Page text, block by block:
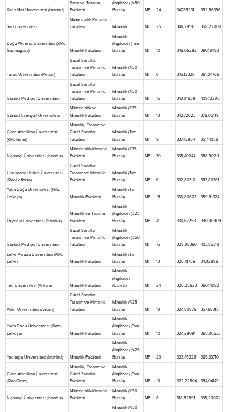
Kadir Has Üniversitesi (İstanbul)
Sanat ve Tasarım
Fakültesi
(İngilizce) (%50
Burslu)
MF 24 347,85231 392,86396
Siirt Üniversitesi
Mühendislik-Mimarlık
Fakültesi
Mimarlık MF 25 346,28193 358,22000
Doğu Akdeniz Üniversitesi (Kktc-
Gazimağusa)
Mimarlık Fakültesi
Mimarlık
(İngilizce) (Tam
Burslu)
MF 10 346,06282 380,19493
Toros Üniversitesi (Mersin)
Güzel Sanatlar,
Tasarım ve Mimarlık
Fakültesi
Mimarlık (%50
Burslu)
MF 6 345,12326 361,04766
İstanbul Medipol Üniversitesi
Güzel Sanatlar
Tasarım ve Mimarlık
Fakültesi
Mimarlık (%50
Burslu)
MF 72 343,01658 409,12295
İstanbul Esenyurt Üniversitesi
Mühendislik ve
Mimarlık Fakültesi
Mimarlık (%75
Burslu)
MF 13 342,72623 376,05119
Girne Amerikan Üniversitesi
(Kktc-Girne)
Mimarlık, Tasarım ve
Güzel Sanatlar
Fakültesi
Mimarlık (Tam
Burslu)
MF 9 337,42854 351,14056
Nişantaşi Üniversitesi (İstanbul)
Mühendislik-Mimarlık
Fakültesi
Mimarlık (%75
Burslu)
MF 30 335,40244 358,90211
Uluslararasi Kibris Üniversitesi
(Kktc-Lefkoşa)
Güzel Sanatlar
Tasarım ve Mimarlık
Fakültesi
Mimarlık (Tam
Burslu)
MF 6 332,80310 353,80761
Yakin Doğu Üniversitesi (Kktc-
Lefkoşa)
Mimarlık Fakültesi
Mimarlık (Tam
Burslu)
MF 15 330,80603 359,91324
Özyeğin Üniversitesi (İstanbul)
Mimarlık ve Tasarım
Fakültesi
Mimarlık
(İngilizce) (%25
Burslu)
MF 41 330,67253 390,98909
İstanbul Medipol Üniversitesi
Güzel Sanatlar
Tasarım ve Mimarlık
Fakültesi
Mimarlık
(İngilizce) (%50
Burslu)
MF 72 328,98360 403,85319
Lefke Avrupa Üniversitesi (Kktc-
Lefke)
Mimarlık Fakültesi
Mimarlık (Tam
Burslu)
MF 13 326,41756 347,12886
Ted Üniversitesi (Ankara) Mimarlık Fakültesi
Mimarlık
(İngilizce)
(Ücretli)
MF 24 326,25623 360,14092
Atilim Üniversitesi (Ankara)
Güzel Sanatlar
Tasarım ve Mimarlık
Fakültesi
Mimarlık (%25
Burslu)
MF 19 324,80876 357,68315
Yakin Doğu Üniversitesi (Kktc-
Lefkoşa)
Mimarlık Fakültesi
Mimarlık
(İngilizce) (Tam
Burslu)
MF 10 324,28081 365,96533
Yeditepe Üniversitesi (İstanbul) Mimarlık Fakültesi
Mimarlık
(İngilizce) (%25
Burslu)
MF 23 323,45229 365,33710
Girne Amerikan Üniversitesi
(Kktc-Girne)
Mimarlık, Tasarım ve
Güzel Sanatlar
Fakültesi
Mimarlık
(İngilizce) (Tam
Burslu)
MF 13 322,22804 354,04149
Nişantaşi Üniversitesi (İstanbul)
Mühendislik-Mimarlık
Fakültesi
Mimarlık (%50
Burslu)
MF 8 318,52891 335,20002
Mimarlık (%50